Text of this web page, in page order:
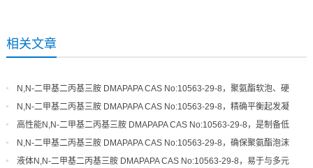
相关文章
N,N-二甲基二丙基三胺 DMAPAPA CAS No:10563-29-8，聚氨酯软泡、硬
泡体系的高效平衡催化剂
N,N-二甲基二丙基三胺 DMAPAPA CAS No:10563-29-8，精确平衡起发凝
胶速率，优化泡沫结构细度
高性能N,N-二甲基二丙基三胺 DMAPAPA CAS No:10563-29-8，是制备低
气味、高品质聚氨酯的关键
N,N-二甲基二丙基三胺 DMAPAPA CAS No:10563-29-8，确保聚氨酯泡沫
具有良好的尺寸稳定性和回弹性
液体N,N-二甲基二丙基三胺 DMAPAPA CAS No:10563-29-8，易于与多元